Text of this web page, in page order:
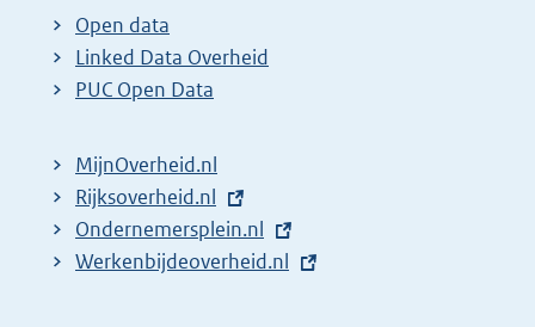
t
e
r
l
i
n
k
Open data
Linked Data Overheid
PUC Open Data
MijnOverheid.nl
E
x
t
Rijksoverheid.nl
E
x
Ondernemersplein.nl
E
Werkenbijdeoverheid.nl